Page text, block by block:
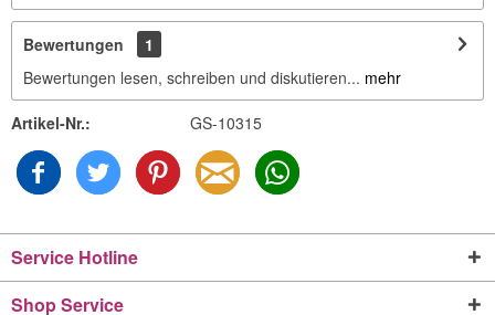
Bewertungen
1
Bewertungen lesen, schreiben und diskutieren... mehr
Artikel-Nr.: GS-10315
Service Hotline
Shop Service